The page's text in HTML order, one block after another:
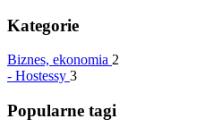
Kategorie
Biznes, ekonomia 2
- Hostessy 3
Popularne tagi